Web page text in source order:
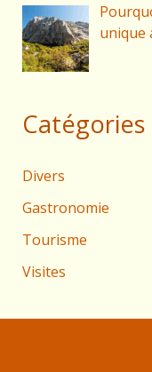
unique
Catégories
Divers
Gastronomie
Tourisme
Visites